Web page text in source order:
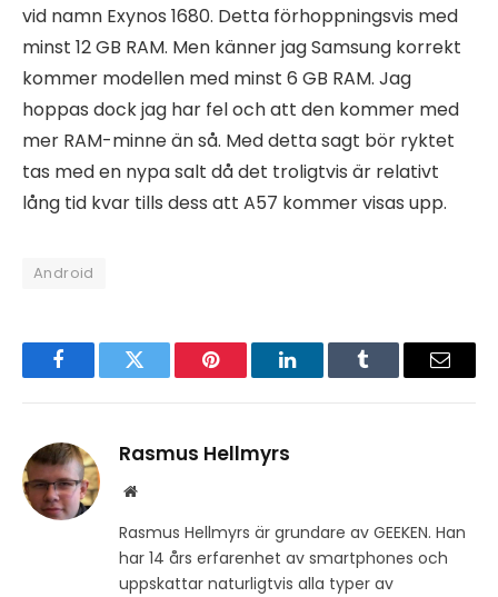
vid namn Exynos 1680. Detta förhoppningsvis med
minst 12 GB RAM. Men känner jag Samsung korrekt
kommer modellen med minst 6 GB RAM. Jag
hoppas dock jag har fel och att den kommer med
mer RAM-minne än så. Med detta sagt bör ryktet
tas med en nypa salt då det troligtvis är relativt
lång tid kvar tills dess att A57 kommer visas upp.
Android
FacebookTwitter Pinterest LinkedInTumblr Email
Rasmus Hellmyrs
Website
Rasmus Hellmyrs är grundare av GEEKEN. Han
har 14 års erfarenhet av smartphones och
uppskattar naturligtvis alla typer av